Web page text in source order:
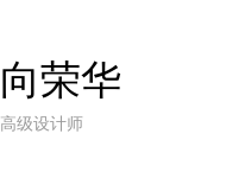
向荣华
高级设计师